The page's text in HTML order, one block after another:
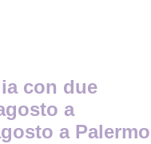
con due
a
a Palermo